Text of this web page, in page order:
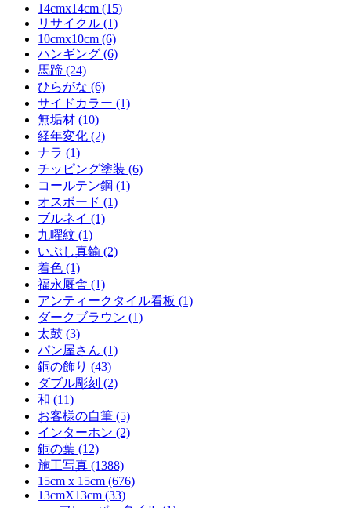
14cmx14cm (15)
リサイクル (1)
10cmx10cm (6)
ハンギング (6)
馬蹄 (24)
ひらがな (6)
サイドカラー (1)
無垢材 (10)
経年変化 (2)
ナラ (1)
チッピング塗装 (6)
コールテン鋼 (1)
オスボード (1)
ブルネイ (1)
九曜紋 (1)
いぶし真鍮 (2)
着色 (1)
福永厩舎 (1)
アンティークタイル看板 (1)
ダークブラウン (1)
太鼓 (3)
パン屋さん (1)
銅の飾り (43)
ダブル彫刻 (2)
和 (11)
お客様の自筆 (5)
インターホン (2)
銅の葉 (12)
施工写真 (1388)
15cm x 15cm (676)
13cmX13cm (33)